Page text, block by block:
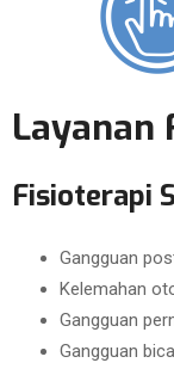
Layanan
Fisioterapi
Gangguan
Kelemahan
Gangguan
Gangguan